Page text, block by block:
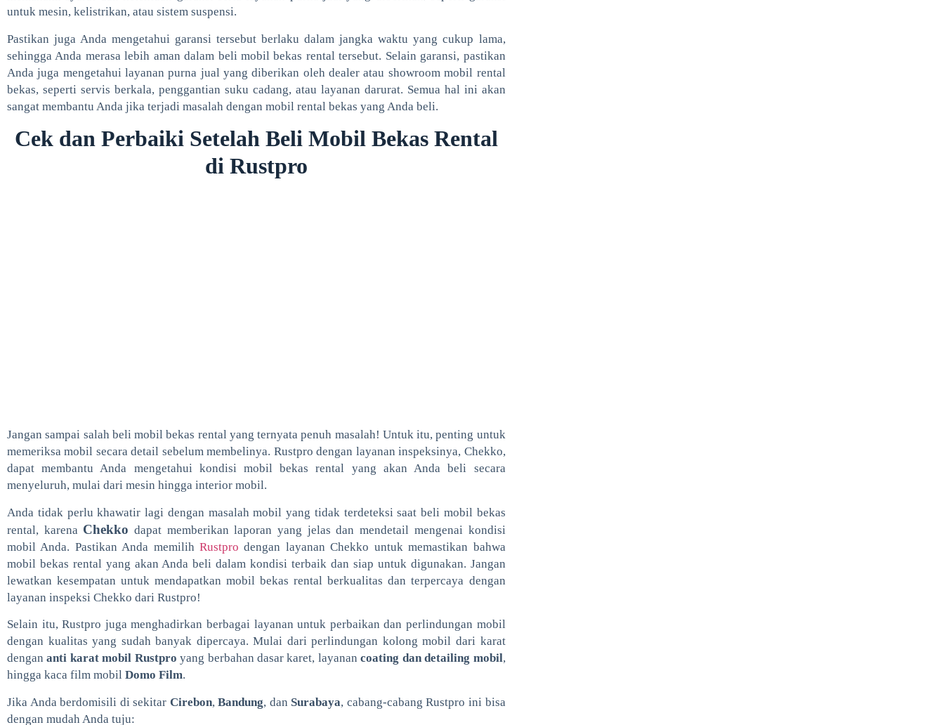
untuk mesin, kelistrikan, atau sistem suspensi.
Pastikan juga Anda mengetahui garansi tersebut berlaku dalam jangka waktu yang cukup lama,
sehingga Anda merasa lebih aman dalam beli mobil bekas rental tersebut. Selain garansi, pastikan
Anda juga mengetahui layanan purna jual yang diberikan oleh dealer atau showroom mobil rental
bekas, seperti servis berkala, penggantian suku cadang, atau layanan darurat. Semua hal ini akan
sangat membantu Anda jika terjadi masalah dengan mobil rental bekas yang Anda beli.
Cek dan Perbaiki Setelah Beli Mobil Bekas Rental
di Rustpro
Jangan sampai salah beli mobil bekas rental yang ternyata penuh masalah! Untuk itu, penting untuk
memeriksa mobil secara detail sebelum membelinya. Rustpro dengan layanan inspeksinya, Chekko,
dapat membantu Anda mengetahui kondisi mobil bekas rental yang akan Anda beli secara
menyeluruh, mulai dari mesin hingga interior mobil.
Anda tidak perlu khawatir lagi dengan masalah mobil yang tidak terdeteksi saat beli mobil bekas
rental, karena Chekko dapat memberikan laporan yang jelas dan mendetail mengenai kondisi
mobil Anda. Pastikan Anda memilihRustpro dengan layanan Chekko untuk memastikan bahwa
mobil bekas rental yang akan Anda beli dalam kondisi terbaik dan siap untuk digunakan. Jangan
lewatkan kesempatan untuk mendapatkan mobil bekas rental berkualitas dan terpercaya dengan
layanan inspeksi Chekko dari Rustpro!
Selain itu, Rustpro juga menghadirkan berbagai layanan untuk perbaikan dan perlindungan mobil
dengan kualitas yang sudah banyak dipercaya. Mulai dari perlindungan kolong mobil dari karat
dengananti karat mobil Rustpro yang berbahan dasar karet, layanancoating dan detailing mobil,
hingga kaca film mobil Domo Film.
Jika Anda berdomisili di sekitar Cirebon,Bandung, dan Surabaya, cabang-cabang Rustpro ini bisa
dengan mudah Anda tuju: